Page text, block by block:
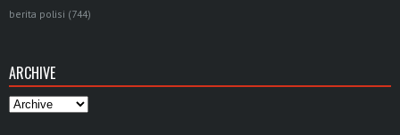
berita polisi (744)
ARCHIVE